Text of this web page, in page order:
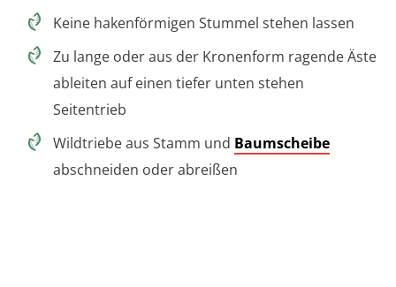
Keine hakenförmigen Stummel stehen lassen
Zu lange oder aus der Kronenform ragende Äste
ableiten auf einen tiefer unten stehen
Seitentrieb
Wildtriebe aus Stamm und Baumscheibe
abschneiden oder abreißen